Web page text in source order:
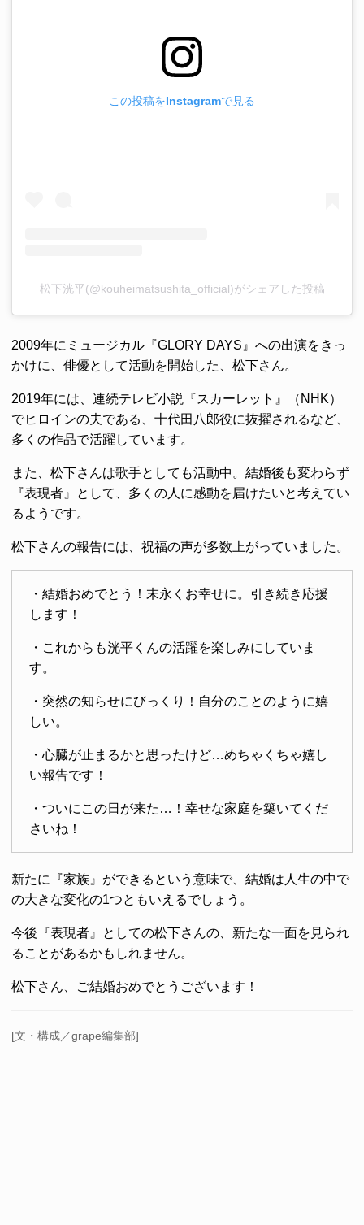
この投稿をInstagramで見る
松下洸平(@kouheimatsushita_official)がシェアした投稿
2009年にミュージカル『GLORY DAYS』への出演をきっ
かけに、俳優として活動を開始した、松下さん。
2019年には、連続テレビ小説『スカーレット』（NHK）
でヒロインの夫である、十代田八郎役に抜擢されるなど、
多くの作品で活躍しています。
また、松下さんは歌手としても活動中。結婚後も変わらず
『表現者』として、多くの人に感動を届けたいと考えてい
るようです。
松下さんの報告には、祝福の声が多数上がっていました。
・結婚おめでとう！末永くお幸せに。引き続き応援
します！
・これからも洸平くんの活躍を楽しみにしていま
す。
・突然の知らせにびっくり！自分のことのように嬉
しい。
・心臓が止まるかと思ったけど…めちゃくちゃ嬉し
い報告です！
・ついにこの日が来た…！幸せな家庭を築いてくだ
さいね！
新たに『家族』ができるという意味で、結婚は人生の中で
の大きな変化の1つともいえるでしょう。
今後『表現者』としての松下さんの、新たな一面を見られ
ることがあるかもしれません。
松下さん、ご結婚おめでとうございます！
[文・構成／grape編集部]